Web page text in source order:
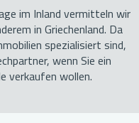
im Inland vermitteln wir
in Griechenland. Da
spezialisiert sind,
wenn Sie ein
verkaufen wollen.